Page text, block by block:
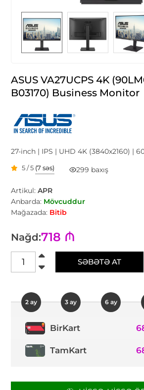
ASUS VA27UCPS 4K
B03170) Business Monitor
27-inch | IPS | UHD 4K (3840x2160) |
5 / 5 (7 səs) 299 baxış
Artikul:APR
Anbarda: Mövcuddur
Mağazada: Bitib
Nağd:718 ₼
SƏBƏTƏ AT
2 ay 3 ay 6 ay
BirKart
TamKart